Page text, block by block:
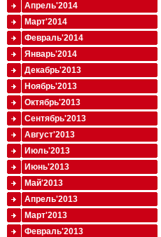
Апрель'2014
Март'2014
Февраль'2014
Январь'2014
Декабрь'2013
Ноябрь'2013
Октябрь'2013
Сентябрь'2013
Август'2013
Июль'2013
Июнь'2013
Май'2013
Апрель'2013
Март'2013
Февраль'2013